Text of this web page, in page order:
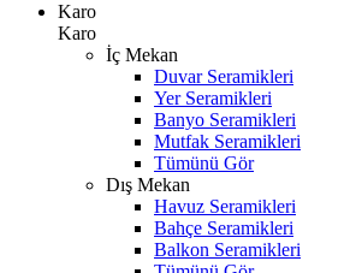
Karo
Karo
İç Mekan
Duvar Seramikleri
Yer Seramikleri
Banyo Seramikleri
Mutfak Seramikleri
Tümünü Gör
Dış Mekan
Havuz Seramikleri
Bahçe Seramikleri
Balkon Seramikleri